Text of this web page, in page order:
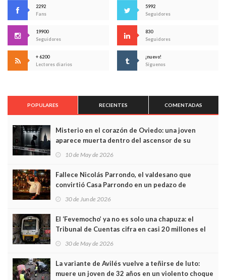
2292
Fans
5992
Seguidores
19900
Seguidores
830
Seguidores
+ 6200
Lectores diarios
¡nuevo!
Síguenos
POPULARES RECIENTES COMENTADAS
Misterio en el corazón de Oviedo: una joven
aparece muerta dentro del ascensor de su
edificio y las cámaras captan sus últimos minutos
10 de May de 2026
Fallece Nicolás Parrondo, el valdesano que
convirtió Casa Parrondo en un pedazo de
Asturias en Madrid
30 de Jun de 2026
El ‘Fevemocho’ ya no es solo una chapuza: el
Tribunal de Cuentas cifra en casi 20 millones el
sobrecoste de los trenes que no cabían por los
30 de May de 2026
La variante de Avilés vuelve a teñirse de luto:
muere un joven de 32 años en un violento choque